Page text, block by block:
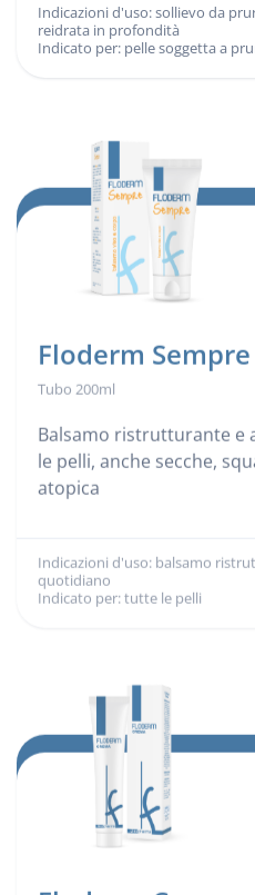
Indicazioni d'uso:
Indicazioni d'uso: sollievo da
reidrata in profondità
Indicato per:
Indicato per: pelle soggetta a
Floderm Sempre
Tubo 200ml
Balsamo ristrutturante e
le pelli, anche secche,
atopica
Indicazioni d'uso:
Indicazioni d'uso: balsamo
quotidiano
Indicato per:
Indicato per: tutte le pelli